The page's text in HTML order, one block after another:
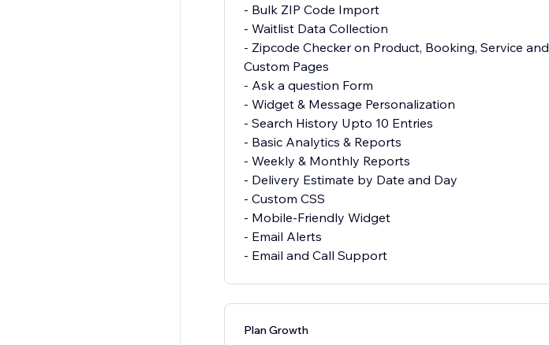
- Bulk ZIP Code Import
- Waitlist Data Collection
- Zipcode Checker on Product, Booking, Service and
Custom Pages
- Ask a question Form
- Widget & Message Personalization
- Search History Upto 10 Entries
- Basic Analytics & Reports
- Weekly & Monthly Reports
- Delivery Estimate by Date and Day
- Custom CSS
- Mobile-Friendly Widget
- Email Alerts
- Email and Call Support
Plan Growth